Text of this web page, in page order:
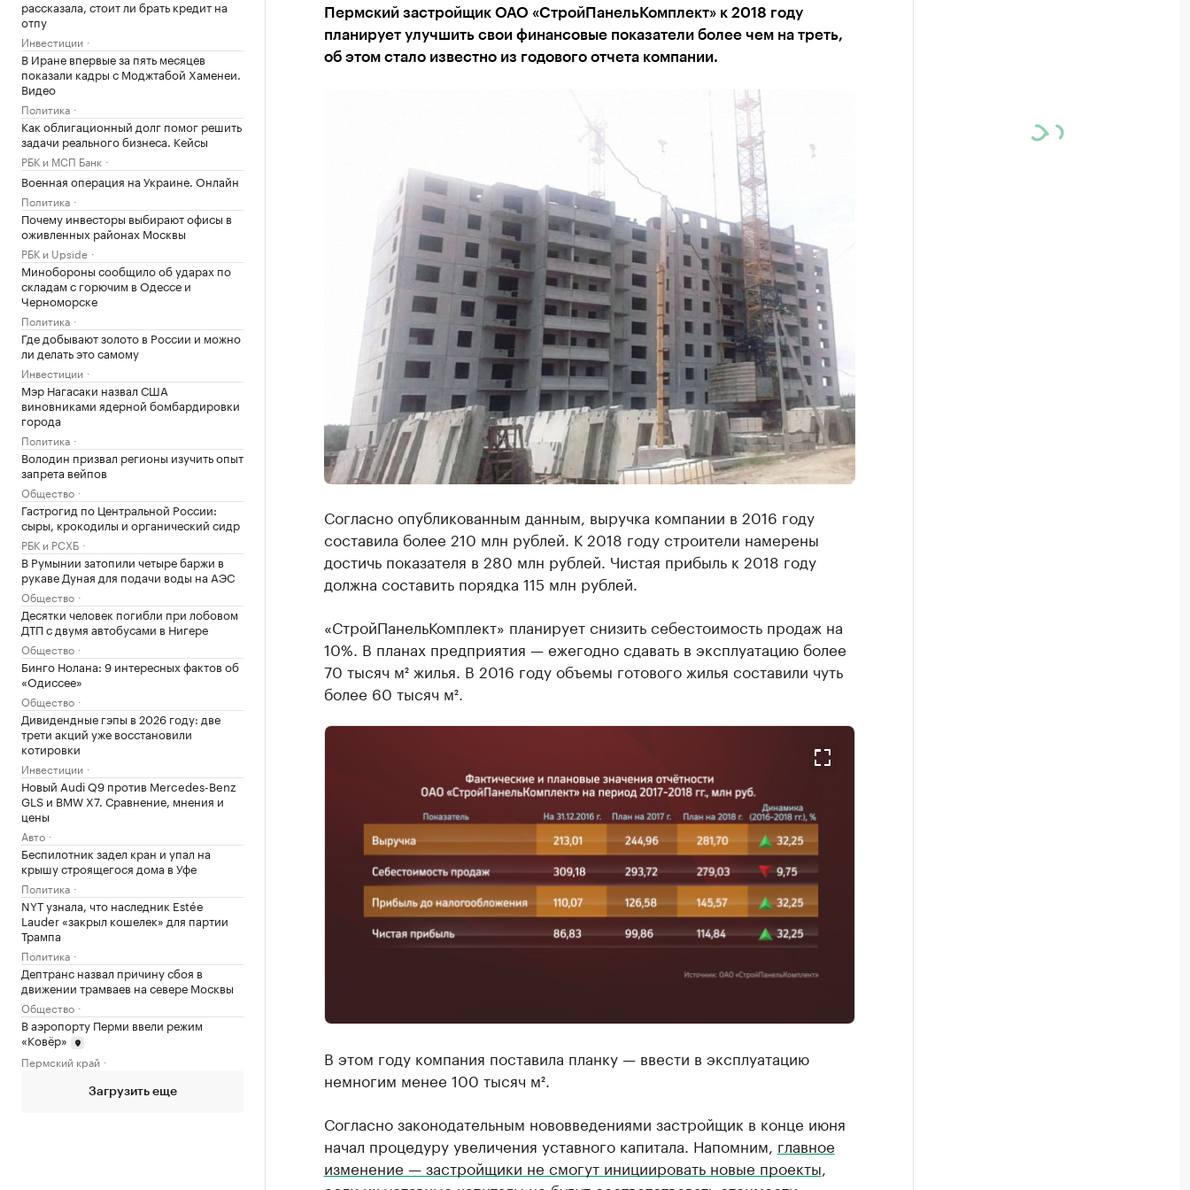
рассказала, стоит ли брать кредит на
отпу
Инвестиции
В Иране впервые за пять месяцев
показали кадры с Моджтабой Хаменеи.
Видео
Политика
Как облигационный долг помог решить
задачи реального бизнеса. Кейсы
РБК и МСП Банк
Военная операция на Украине. Онлайн
Политика
Почему инвесторы выбирают офисы в
оживленных районах Москвы
РБК и Upside
Минобороны сообщило об ударах по
складам с горючим в Одессе и
Черноморске
Политика
Где добывают золото в России и можно
ли делать это самому
Инвестиции
Мэр Нагасаки назвал США
виновниками ядерной бомбардировки
города
Политика
Володин призвал регионы изучить опыт
запрета вейпов
Общество
Гастрогид по Центральной России:
сыры, крокодилы и органический сидр
РБК и РСХБ
В Румынии затопили четыре баржи в
рукаве Дуная для подачи воды на АЭС
Общество
Десятки человек погибли при лобовом
ДТП с двумя автобусами в Нигере
Общество
Бинго Нолана: 9 интересных фактов об
«Одиссее»
Общество
Дивидендные гэпы в 2026 году: две
трети акций уже восстановили
котировки
Инвестиции
Новый Audi Q9 против Mercedes-Benz
GLS и BMW X7. Сравнение, мнения и
цены
Авто
Беспилотник задел кран и упал на
крышу строящегося дома в Уфе
Политика
NYT узнала, что наследник Estée
Lauder «закрыл кошелек» для партии
Трампа
Политика
Дептранс назвал причину сбоя в
движении трамваев на севере Москвы
Общество
В аэропорту Перми ввели режим
«Ковёр»
Пермский край
Загрузить еще
Пермский застройщик ОАО «СтройПанельКомплект» к 2018 году
планирует улучшить свои финансовые показатели более чем на треть,
об этом стало известно из годового отчета компании.
Согласно опубликованным данным, выручка компании в 2016 году
составила более 210 млн рублей. К 2018 году строители намерены
достичь показателя в 280 млн рублей. Чистая прибыль к 2018 году
должна составить порядка 115 млн рублей.
«СтройПанельКомплект» планирует снизить себестоимость продаж на
10%. В планах предприятия — ежегодно сдавать в эксплуатацию более
70 тысяч м² жилья. В 2016 году объемы готового жилья составили чуть
более 60 тысяч м².
В этом году компания поставила планку — ввести в эксплуатацию
немногим менее 100 тысяч м².
Согласно законодательным нововведениями застройщик в конце июня
начал процедуру увеличения уставного капитала. Напомним, главное
изменение — застройщики не смогут инициировать новые проекты